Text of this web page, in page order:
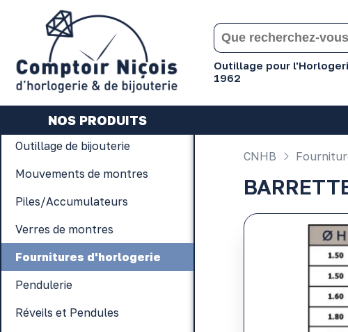
Outillage pour
1962
NOS PRODUITS
Outillage de bijouterie
Mouvements de montres
Piles/Accumulateurs
Verres de montres
Fournitures d'horlogerie
Pendulerie
Réveils et Pendules
CNHB
Gérer les préférences en matière de cookies